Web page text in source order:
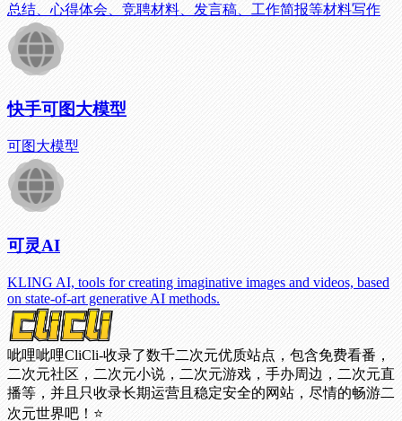
总结、心得体会、竞聘材料、发言稿、工作简报等材料写作
快手可图大模型
可图大模型
可灵AI
KLING AI, tools for creating imaginative images and videos, based
on state-of-art generative AI methods.
呲哩呲哩CliCli-收录了数千二次元优质站点，包含免费看番，
二次元社区，二次元小说，二次元游戏，手办周边，二次元直
播等，并且只收录长期运营且稳定安全的网站，尽情的畅游二
次元世界吧！⭐